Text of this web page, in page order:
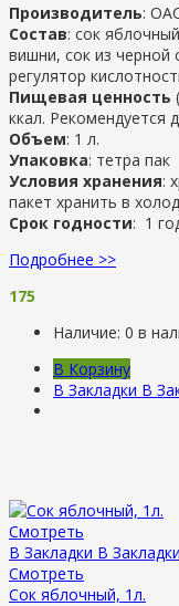
Производитель:
Состав: сок
вишни, сок из черной
регулятор
Пищевая ценность
ккал. Рекомендуется
Объем: 1 л.
Упаковка: тетра пак
Условия хранения:
пакет хранить в
Срок годности: 1
Подробнее >>
175
Наличие: 0 в
В Корзину
В Закладки В
Смотреть
В Закладки В Закладки
Смотреть
Сок яблочный, 1л.